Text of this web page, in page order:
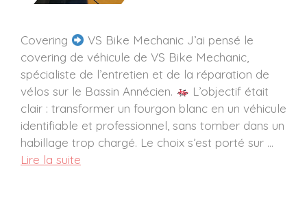
Covering
VS Bike Mechanic J’ai pensé le
covering de véhicule de VS Bike Mechanic,
spécialiste de l’entretien et de la réparation de
vélos sur le Bassin Annécien.
L’objectif était
clair : transformer un fourgon blanc en un véhicule
identifiable et professionnel, sans tomber dans un
habillage trop chargé. Le choix s’est porté sur …
Lire la suite